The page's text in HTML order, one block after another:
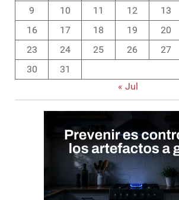
9
10 11 12 13
16
17 18 19 20
23
24 25 26 27
30
31
« Jul